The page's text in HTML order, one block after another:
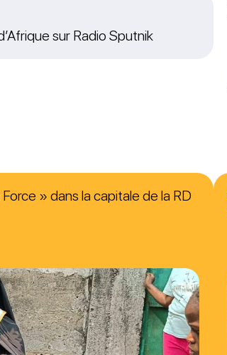
sur Radio Sputnik
» dans la capitale de la RD